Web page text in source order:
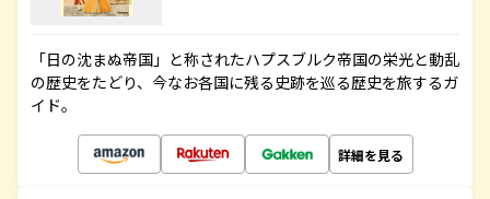
「日の沈まぬ帝国」と称されたハプスブルク帝国の栄光と動乱
の歴史をたどり、今なお各国に残る史跡を巡る歴史を旅するガ
イド。
詳細を見る